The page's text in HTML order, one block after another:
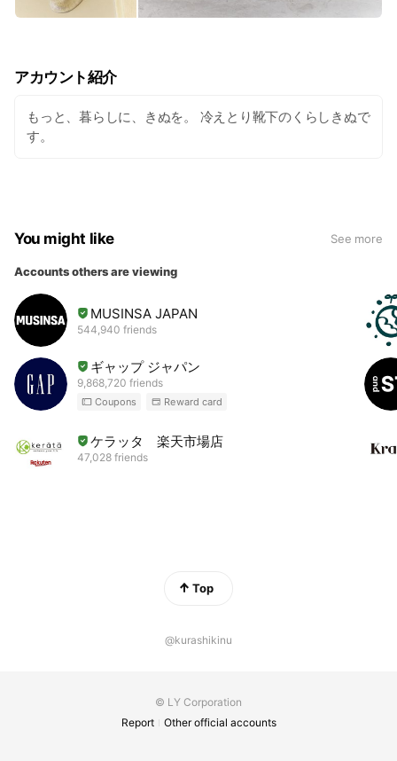
アカウント紹介
もっと、暮らしに、きぬを。 冷えとり靴下のくらしきぬで
す。
You might like See more
Accounts others are viewing
MUSINSA JAPAN
544,940 friends
ギャップ ジャパン
9,868,720 friends
Coupons Reward card
ケラッタ 楽天市場店
47,028 friends
Top
@kurashikinu
© LY Corporation
Report
Other official accounts